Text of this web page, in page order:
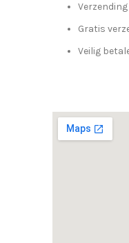
Gratis
Veilig